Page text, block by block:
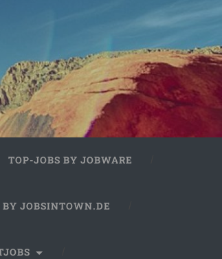
TOP-JOBS BY JOBWARE
BY JOBSINTOWN.DE